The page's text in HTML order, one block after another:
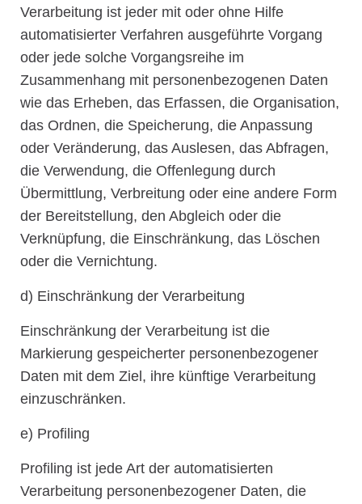
Verarbeitung ist jeder mit oder ohne Hilfe
automatisierter Verfahren ausgeführte Vorgang
oder jede solche Vorgangsreihe im
Zusammenhang mit personenbezogenen Daten
wie das Erheben, das Erfassen, die Organisation,
das Ordnen, die Speicherung, die Anpassung
oder Veränderung, das Auslesen, das Abfragen,
die Verwendung, die Offenlegung durch
Übermittlung, Verbreitung oder eine andere Form
der Bereitstellung, den Abgleich oder die
Verknüpfung, die Einschränkung, das Löschen
oder die Vernichtung.
d) Einschränkung der Verarbeitung
Einschränkung der Verarbeitung ist die
Markierung gespeicherter personenbezogener
Daten mit dem Ziel, ihre künftige Verarbeitung
einzuschränken.
e) Profiling
Profiling ist jede Art der automatisierten
Verarbeitung personenbezogener Daten, die